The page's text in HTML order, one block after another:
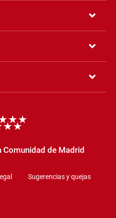
Comunidad de Madrid
Sugerencias y quejas